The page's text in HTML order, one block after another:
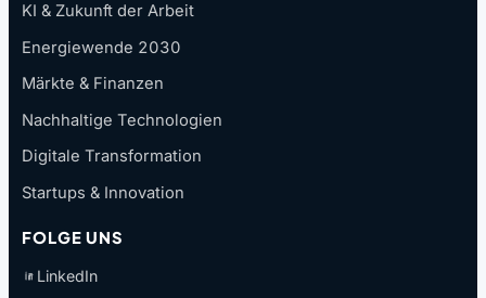
KI & Zukunft der Arbeit
Energiewende 2030
Märkte & Finanzen
Nachhaltige Technologien
Digitale Transformation
Startups & Innovation
FOLGE UNS
LinkedIn